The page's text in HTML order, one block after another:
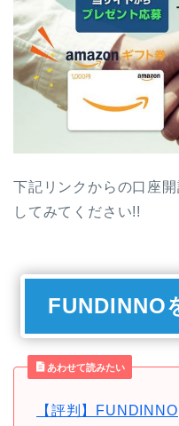
下記リンクからの口座
してみてください!!
FUNDINNO
あわせて読みたい
【評判】